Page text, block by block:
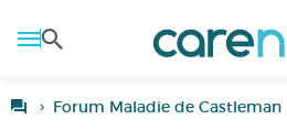
Forum Maladie de Castleman